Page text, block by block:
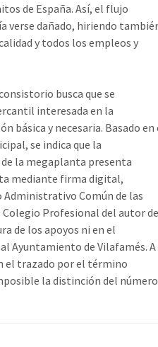
de España. Así, el flujo
verse dañado, hiriendo
y todos los empleos y
busca que se
interesada en la
básica y necesaria. Basado en
se indica que la
la megaplanta presenta
mediante firma digital,
Común de las
Profesional del autor
de los apoyos ni en el
Ayuntamiento de Vilafamés. A
el trazado por el término
la distinción del número